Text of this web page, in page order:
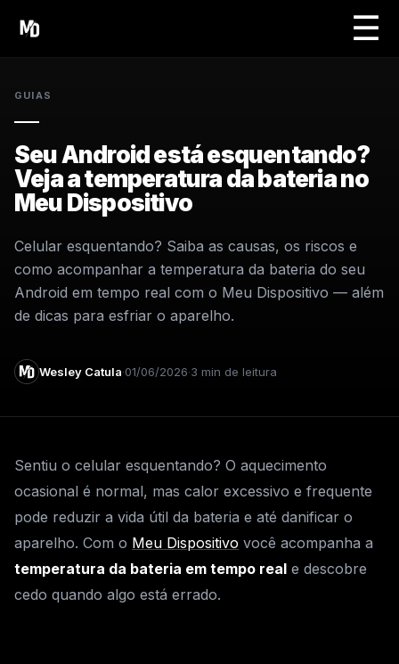
☰
GUIAS
Seu Android está esquentando?
Veja a temperatura da bateria no
Meu Dispositivo
Celular esquentando? Saiba as causas, os riscos e
como acompanhar a temperatura da bateria do seu
Android em tempo real com o Meu Dispositivo — além
de dicas para esfriar o aparelho.
Wesley Catula·01/06/2026·3 min de leitura
Sentiu o celular esquentando? O aquecimento
ocasional é normal, mas calor excessivo e frequente
pode reduzir a vida útil da bateria e até danificar o
aparelho. Com o Meu Dispositivo você acompanha a
temperatura da bateria em tempo real e descobre
cedo quando algo está errado.